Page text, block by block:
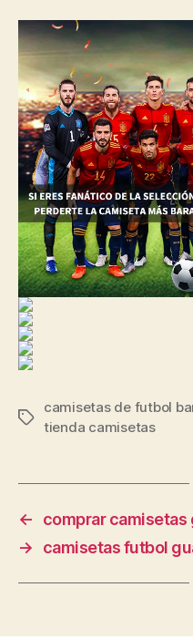
Etiquetas
camisetas de futbol
tienda camisetas
←
comprar camisetas
→
camisetas futbol